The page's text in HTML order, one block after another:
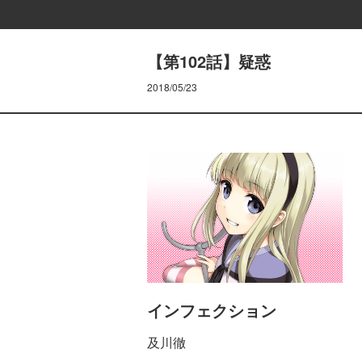
【第102話】疑惑
2018/05/23
インフェクション
及川徹